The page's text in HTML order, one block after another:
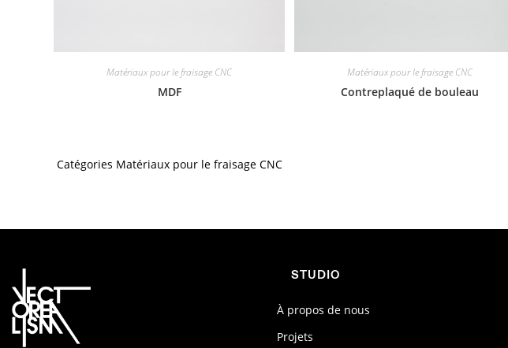
Matériaux pour le fraisage CNC
MDF
Matériaux pour le fraisage CNC
Contreplaqué de bouleau
Catégories Matériaux pour le fraisage CNC
STUDIO
À propos de nous
Projets